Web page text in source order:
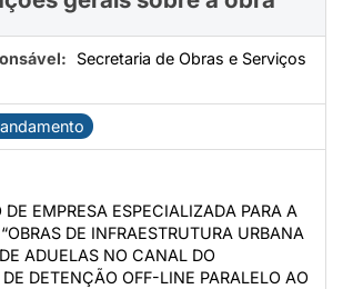
Secretaria de Obras e Serviços
EMPRESA ESPECIALIZADA PARA A
DE INFRAESTRUTURA URBANA
ADUELAS NO CANAL DO
DE DETENÇÃO OFF-LINE PARALELO AO